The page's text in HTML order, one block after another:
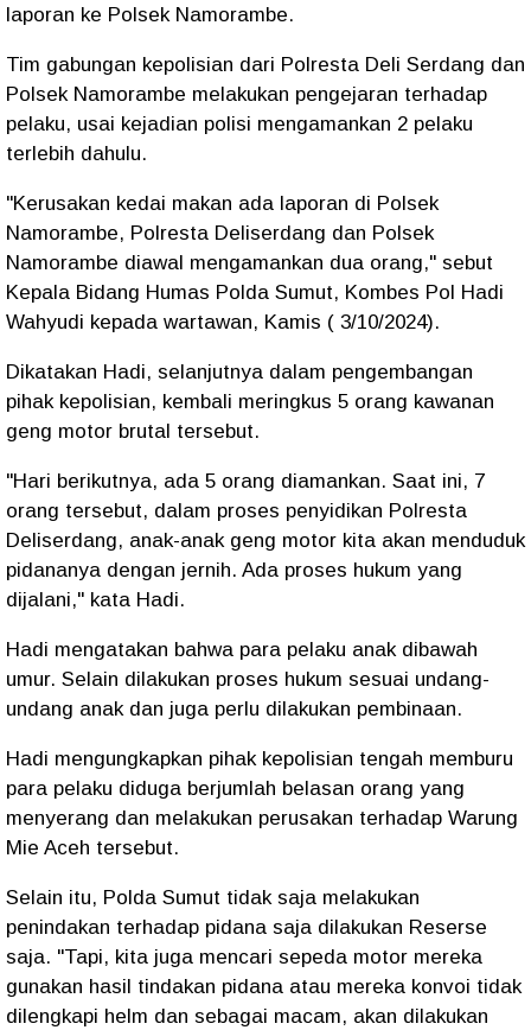
laporan ke Polsek Namorambe.
Tim gabungan kepolisian dari Polresta Deli Serdang dan
Polsek Namorambe melakukan pengejaran terhadap
pelaku, usai kejadian polisi mengamankan 2 pelaku
terlebih dahulu.
"Kerusakan kedai makan ada laporan di Polsek
Namorambe, Polresta Deliserdang dan Polsek
Namorambe diawal mengamankan dua orang," sebut
Kepala Bidang Humas Polda Sumut, Kombes Pol Hadi
Wahyudi kepada wartawan, Kamis ( 3/10/2024).
Dikatakan Hadi, selanjutnya dalam pengembangan
pihak kepolisian, kembali meringkus 5 orang kawanan
geng motor brutal tersebut.
"Hari berikutnya, ada 5 orang diamankan. Saat ini, 7
orang tersebut, dalam proses penyidikan Polresta
Deliserdang, anak-anak geng motor kita akan menduduk
pidananya dengan jernih. Ada proses hukum yang
dijalani," kata Hadi.
Hadi mengatakan bahwa para pelaku anak dibawah
umur. Selain dilakukan proses hukum sesuai undang-
undang anak dan juga perlu dilakukan pembinaan.
Hadi mengungkapkan pihak kepolisian tengah memburu
para pelaku diduga berjumlah belasan orang yang
menyerang dan melakukan perusakan terhadap Warung
Mie Aceh tersebut.
Selain itu, Polda Sumut tidak saja melakukan
penindakan terhadap pidana saja dilakukan Reserse
saja. "Tapi, kita juga mencari sepeda motor mereka
gunakan hasil tindakan pidana atau mereka konvoi tidak
dilengkapi helm dan sebagai macam, akan dilakukan